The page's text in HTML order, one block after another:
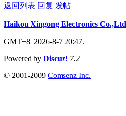
返回列表 回复 发帖
Haikou Xingong Electronics Co.,Ltd
GMT+8, 2026-8-7 20:47.
Powered by Discuz! 7.2
© 2001-2009 Comsenz Inc.